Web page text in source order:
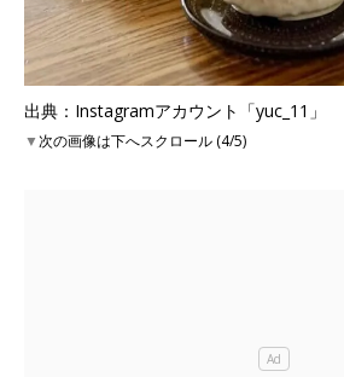
出典：Instagramアカウント「yuc_11」
▼次の画像は下へスクロール (4/5)